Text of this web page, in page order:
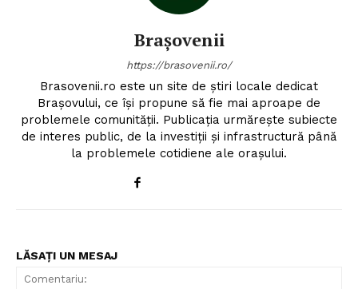
Brașovenii
https://brasovenii.ro/
Brasovenii.ro este un site de știri locale dedicat
Brașovului, ce își propune să fie mai aproape de
problemele comunității. Publicația urmărește subiecte
de interes public, de la investiții și infrastructură până
la problemele cotidiene ale orașului.
LĂSAȚI UN MESAJ